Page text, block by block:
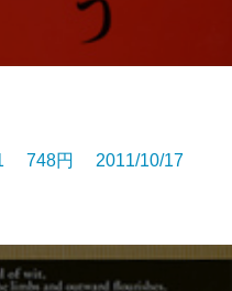
1 748円 2011/10/17